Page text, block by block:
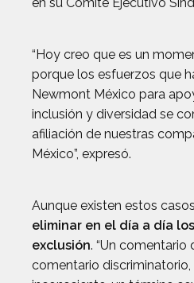
“Hoy creo que es un
porque los esfuerzos que
Newmont México para
inclusión y diversidad se
afiliación de nuestras
México”, expresó.
Aunque existen estos
eliminar en el día a día
exclusión. “Un comentario
comentario